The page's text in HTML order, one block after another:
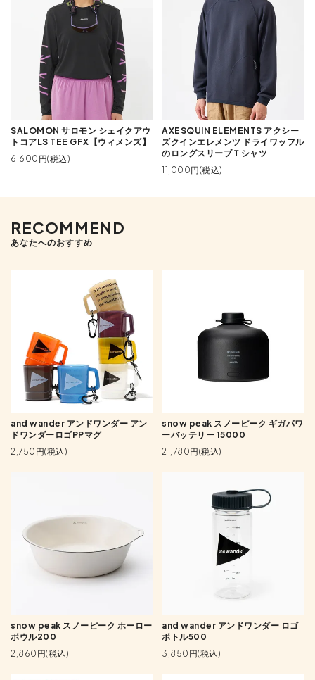
SALOMON サロモン シェイクアウ
トコアLS TEE GFX【ウィメンズ】
6,600円(税込)
AXESQUIN ELEMENTS アクシー
ズクインエレメンツ ドライワッフル
のロングスリーブＴシャツ
11,000円(税込)
RECOMMEND
あなたへのおすすめ
and wander アンドワンダー アン
ドワンダーロゴPPマグ
2,750円(税込)
snow peak スノーピーク ギガパワ
ーバッテリー 15000
21,780円(税込)
snow peak スノーピーク ホーロー
ボウル200
2,860円(税込)
and wander アンドワンダー ロゴ
ボトル500
3,850円(税込)